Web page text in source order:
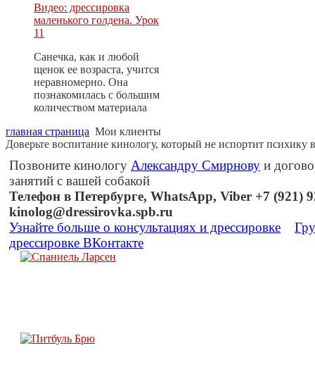
Видео: дрессировка
маленького голдена. Урок
11
Санечка, как и любой
щенок ее возраста, учится
неравномерно. Она
познакомилась с большим
количеством материала
главная страница Мои клиенты
Доверьте воспитание кинологу, который не испортит психику
Позвоните кинологу Александру Смирнову и
занятий с вашей собакой
Телефон в Петербурге, WhatsApp, Viber +7 (921)
kinolog@dressirovka.spb.ru
Узнайте больше о консультациях и дрессировке
дрессировке ВКонтакте